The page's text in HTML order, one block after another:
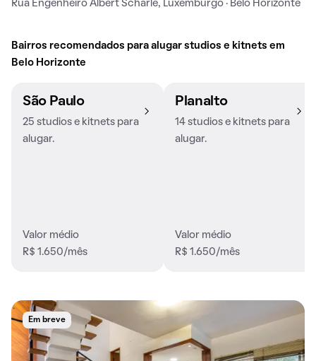
Rua Engenheiro Albert Scharle, Luxemburgo · Belo Horizonte
Bairros recomendados para alugar studios e kitnets em
Belo Horizonte
São Paulo
25 studios e kitnets para
alugar.
Valor médio
R$ 1.650/mês
Planalto
14 studios e kitnets para
alugar.
Valor médio
R$ 1.650/mês
Em breve